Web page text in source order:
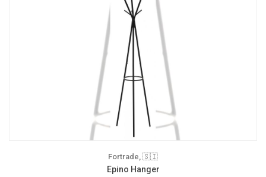
Fortrade, 🇸🇮
Epino Hanger